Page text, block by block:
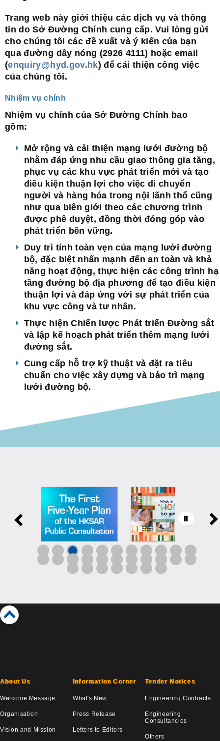
Trang web này giới thiệu các dịch vụ và thông
tin do Sở Đường Chính cung cấp. Vui lòng gửi
cho chúng tôi các đề xuất và ý kiến của bạn
qua đường dây nóng (2926 4111) hoặc email
(enquiry@hyd.gov.hk) để cải thiện công việc
của chúng tôi.
Nhiệm vụ chính
Nhiệm vụ chính của Sở Đường Chính bao
gồm:
Mở rộng và cải thiện mạng lưới đường bộ
nhằm đáp ứng nhu cầu giao thông gia tăng,
phục vụ các khu vực phát triển mới và tạo
điều kiện thuận lợi cho việc di chuyển
người và hàng hóa trong nội lãnh thổ cũng
như qua biên giới theo các chương trình
được phê duyệt, đồng thời đóng góp vào
phát triển bền vững.
Duy trì tính toàn vẹn của mạng lưới đường
bộ, đặc biệt nhấn mạnh đến an toàn và khả
năng hoạt động, thực hiện các công trình hạ
tầng đường bộ địa phương để tạo điều kiện
thuận lợi và đáp ứng với sự phát triển của
khu vực công và tư nhân.
Thực hiện Chiến lược Phát triển Đường sắt
và lập kế hoạch phát triển thêm mạng lưới
đường sắt.
Cung cấp hỗ trợ kỹ thuật và đặt ra tiêu
chuẩn cho việc xây dựng và bảo trì mạng
lưới đường bộ.
About Us
Welcome Message
Organisation
Vision and Mission
Information Corner
What's New
Press Release
Letters to Editors
Tender Notices
Engineering Contracts
Engineering
Consultancies
Others